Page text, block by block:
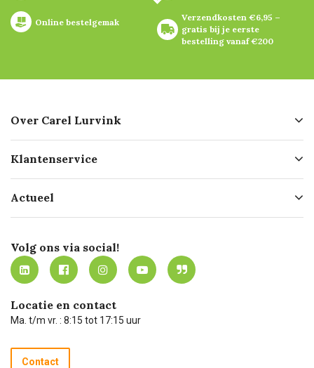
Online bestelgemak
Verzendkosten €6,95 –
gratis bij je eerste
bestelling vanaf €200
Over Carel Lurvink
Geschiedenis
Missie
Werken bij Carel Lurvink
MVO
Klantenservice
Bezorgen
Mijn Carel Lurvink
Mijn Carel Lurvink instructievideo's
Carel Lurvink App
Hulp op afstand
Technische dienst
Recycle programma
Actueel
Innovation LAB
Tevreden klanten
Carel Lurvink Blog
Carel de podcast
Volg ons via social!
Locatie en contact
Ma. t/m vr. : 8:15 tot 17:15 uur
Contact